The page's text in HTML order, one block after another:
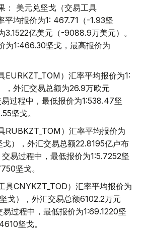
： 美元兑坚戈（交易工具
平均报价为1: 467.71（-1.93坚
3.1522亿美元（-9088.9万美元）。
为1:466.30坚戈，最高报价为
EURKZT_TOM）汇率平均报价为1:
外汇交易总额为26.9万欧元
易过程中，最低报价为1:538.47坚
坚戈。
RUBKZT_TOM）汇率平均报价为
），外汇交易总额22.8195亿卢布
交易过程中，最低报价为1:5.7252坚
坚戈。
具CNYKZT_TOD）汇率平均报价为
戈），外汇交易总额6102.2万元
易过程中，最低报价为1:69.1220坚
坚戈。